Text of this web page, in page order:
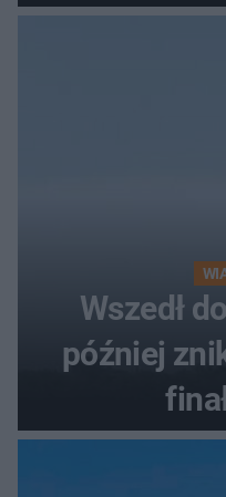
Wszedł
później